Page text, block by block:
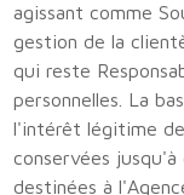
agissant comme
gestion de la
qui reste
personnelles. La
l'intérêt légitime de
conservées
destinées à